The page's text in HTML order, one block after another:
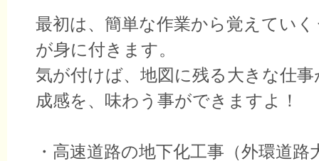
最初は、簡単な作業から覚えてい
が身に付きます。
気が付けば、地図に残る大きな仕
成感を、味わう事ができますよ！
・高速道路の地下化工事（外環道